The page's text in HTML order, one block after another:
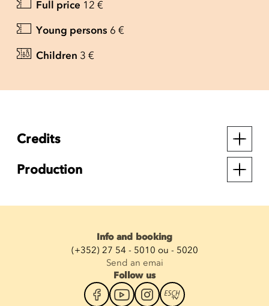
Full price 12 €
Young persons 6 €
Children 3 €
Credits
Production
Info and booking
(+352) 27 54 - 5010 ou - 5020
Send an emai
Follow us